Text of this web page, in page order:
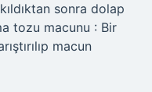
sonra dolap
tozu macunu : Bir
macun